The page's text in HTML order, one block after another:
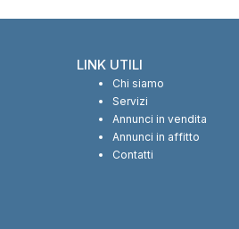
LINK UTILI
Chi siamo
Servizi
Annunci in vendita
Annunci in affitto
Contatti